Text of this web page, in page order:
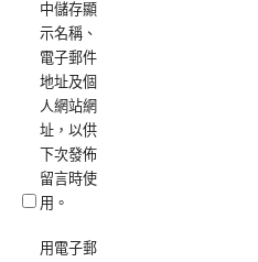
中儲存顯
示名稱、
電子郵件
地址及個
人網站網
址，以供
下次發佈
留言時使
用。
用電子郵